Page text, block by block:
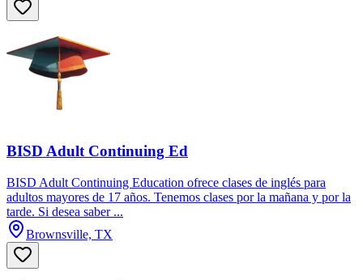
BISD Adult Continuing Ed
BISD Adult Continuing Education ofrece clases de inglés para
adultos mayores de 17 años. Tenemos clases por la mañana y por la
tarde. Si desea saber ...
Brownsville, TX